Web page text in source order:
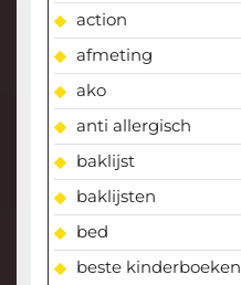
action
afmeting
ako
anti allergisch
baklijst
baklijsten
bed
beste kinderboeken